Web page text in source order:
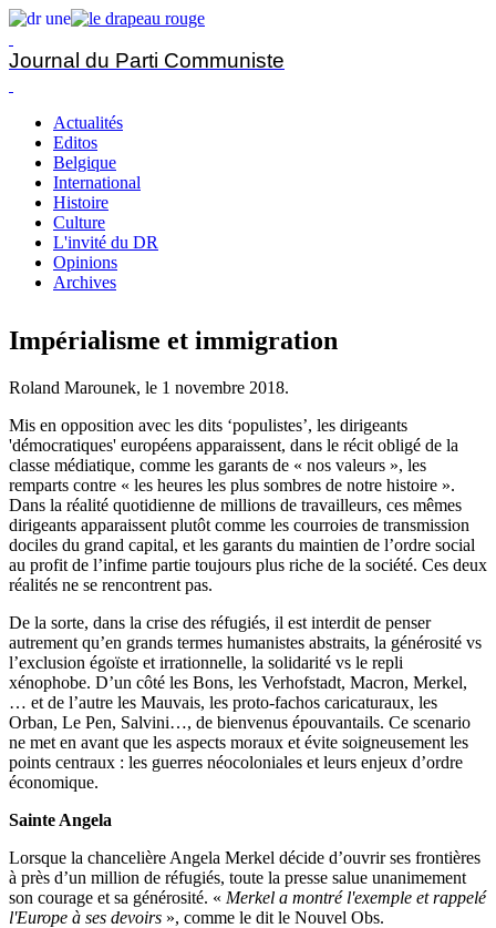
Journal du Parti Communiste
Actualités
Editos
Belgique
International
Histoire
Culture
L'invité du DR
Opinions
Archives
Impérialisme et immigration
Roland Marounek, le 1 novembre 2018.
Mis en opposition avec les dits ‘populistes’, les dirigeants
'démocratiques' européens apparaissent, dans le récit obligé de la
classe médiatique, comme les garants de « nos valeurs », les
remparts contre « les heures les plus sombres de notre histoire ».
Dans la réalité quotidienne de millions de travailleurs, ces mêmes
dirigeants apparaissent plutôt comme les courroies de transmission
dociles du grand capital, et les garants du maintien de l’ordre social
au profit de l’infime partie toujours plus riche de la société. Ces deux
réalités ne se rencontrent pas.
De la sorte, dans la crise des réfugiés, il est interdit de penser
autrement qu’en grands termes humanistes abstraits, la générosité vs
l’exclusion égoïste et irrationnelle, la solidarité vs le repli
xénophobe. D’un côté les Bons, les Verhofstadt, Macron, Merkel,
… et de l’autre les Mauvais, les proto-fachos caricaturaux, les
Orban, Le Pen, Salvini…, de bienvenus épouvantails. Ce scenario
ne met en avant que les aspects moraux et évite soigneusement les
points centraux : les guerres néocoloniales et leurs enjeux d’ordre
économique.
Sainte Angela
Lorsque la chancelière Angela Merkel décide d’ouvrir ses frontières
à près d’un million de réfugiés, toute la presse salue unanimement
son courage et sa générosité. « Merkel a montré l'exemple et rappelé
l'Europe à ses devoirs », comme le dit le Nouvel Obs.